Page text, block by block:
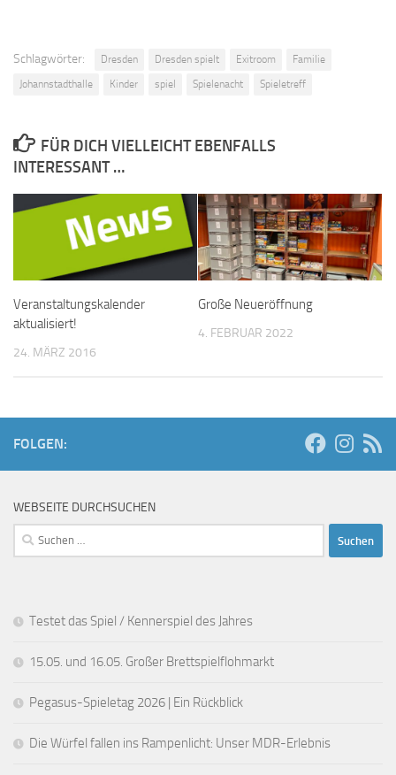
Schlagwörter: Dresden Dresden spielt Exitroom
Familie
Johannstadthalle
Kinder spiel Spielenacht Spieletreff
FÜR DICH VIELLEICHT EBENFALLS
INTERESSANT …
Veranstaltungskalender
aktualisiert!
24. MÄRZ 2016
Große Neueröffnung
4. FEBRUAR 2022
FOLGEN:
WEBSEITE DURCHSUCHEN
Suchen
nach:
Testet das Spiel / Kennerspiel des Jahres
15.05. und 16.05. Großer Brettspielflohmarkt
Pegasus-Spieletag 2026 | Ein Rückblick
Die Würfel fallen ins Rampenlicht: Unser MDR-Erlebnis